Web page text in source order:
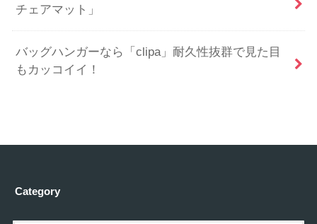
チェアマット」
バッグハンガーなら「clipa」耐久性抜群で見た目
もカッコイイ！
Category